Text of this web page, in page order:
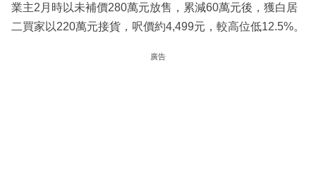
業主2月時以未補價280萬元放售，累減60萬元後，獲白居
二買家以220萬元接貨，呎價約4,499元，較高位低12.5%。
廣告